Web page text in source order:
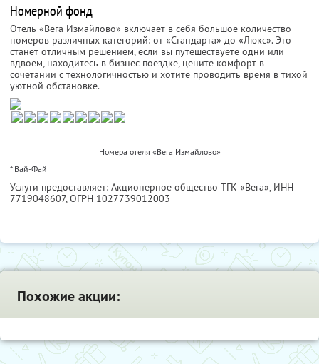
Номерной фонд
Отель «Вега Измайлово» включает в себя большое количество
номеров различных категорий: от «Стандарта» до «Люкс». Это
станет отличным решением, если вы путешествуете одни или
вдвоем, находитесь в бизнес-поездке, цените комфорт в
сочетании с технологичностью и хотите проводить время в тихой
уютной обстановке.
Номера отеля «Вега Измайлово»
* Вай-Фай
Услуги предоставляет: Акционерное общество ТГК «Вега», ИНН
7719048607, ОГРН 1027739012003
Похожие акции: